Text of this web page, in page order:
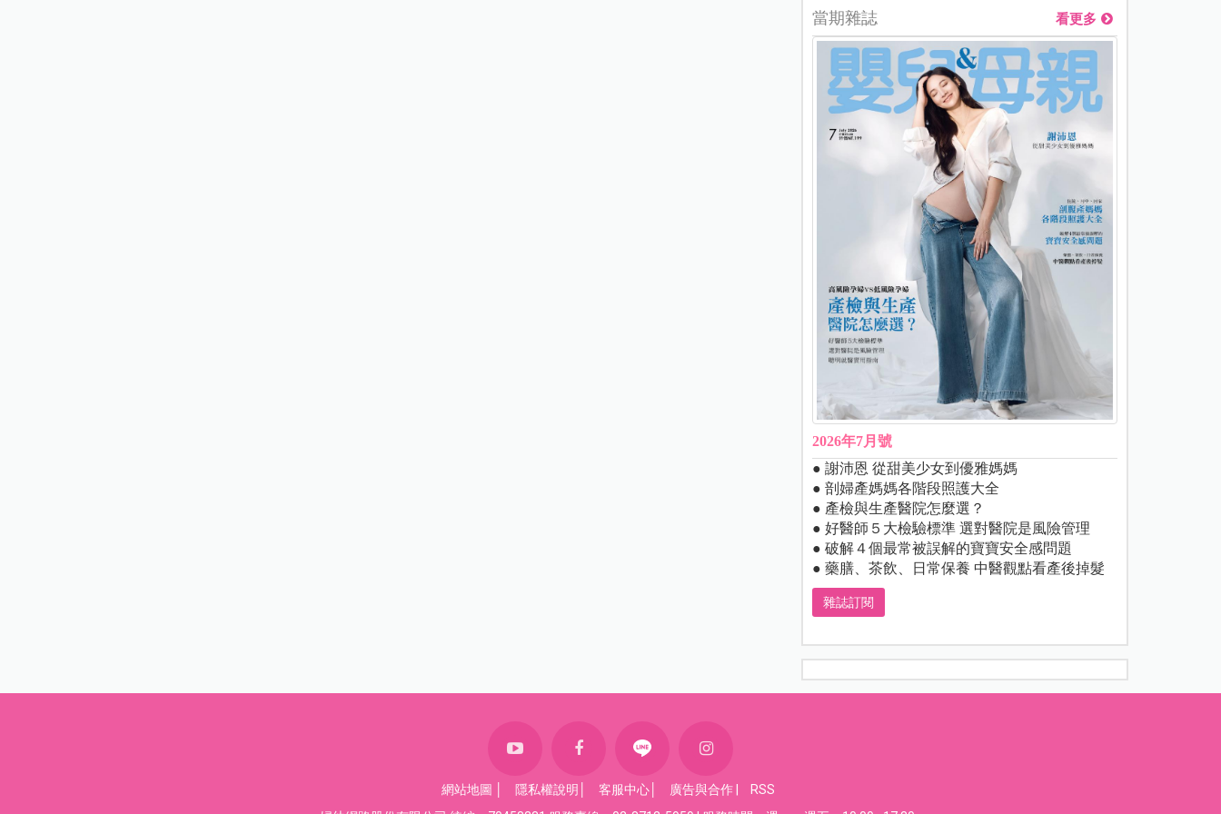
當期雜誌 看更多
2026年7月號
● 謝沛恩 從甜美少女到優雅媽媽
● 剖婦產媽媽各階段照護大全
● 產檢與生產醫院怎麼選？
● 好醫師５大檢驗標準 選對醫院是風險管理
● 破解４個最常被誤解的寶寶安全感問題
● 藥膳、茶飲、日常保養 中醫觀點看產後掉髮
雜誌訂閱
網站地圖 隱私權說明 客服中心 廣告與合作
RSS